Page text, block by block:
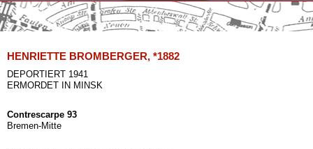
HENRIETTE BROMBERGER, *1882
DEPORTIERT 1941
ERMORDET IN MINSK
Contrescarpe 93
Bremen-Mitte